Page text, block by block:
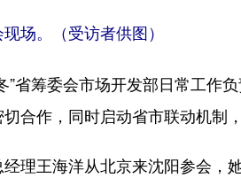
场。（受访者供图）
筹委会市场开发部日常工作
合作，同时启动省市联动机制
王海洋从北京来沈阳参会，